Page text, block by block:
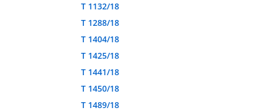
T 1132/18
T 1288/18
T 1404/18
T 1425/18
T 1441/18
T 1450/18
T 1489/18